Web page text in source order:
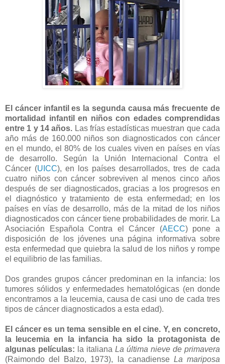
El cáncer infantil es la segunda causa más frecuente de
mortalidad infantil en niños con edades comprendidas
entre 1 y 14 años. Las frías estadísticas muestran que cada
año más de 160.000 niños son diagnosticados con cáncer
en el mundo, el 80% de los cuales viven en países en vías
de desarrollo. Según la Unión Internacional Contra el
Cáncer (UICC), en los países desarrollados, tres de cada
cuatro niños con cáncer sobreviven al menos cinco años
después de ser diagnosticados, gracias a los progresos en
el diagnóstico y tratamiento de esta enfermedad; en los
países en vías de desarrollo, más de la mitad de los niños
diagnosticados con cáncer tiene probabilidades de morir. La
Asociación Española Contra el Cáncer (AECC) pone a
disposición de los jóvenes una página informativa sobre
esta enfermedad que quiebra la salud de los niños y rompe
el equilibrio de las familias.
Dos grandes grupos cáncer predominan en la infancia: los
tumores sólidos y enfermedades hematológicas (en donde
encontramos a la leucemia, causa de casi uno de cada tres
tipos de cáncer diagnosticados a esta edad).
El cáncer es un tema sensible en el cine. Y, en concreto,
la leucemia en la infancia ha sido la protagonista de
algunas películas: la italiana La última nieve de primavera
(Raimondo del Balzo, 1973), la canadiense La mariposa